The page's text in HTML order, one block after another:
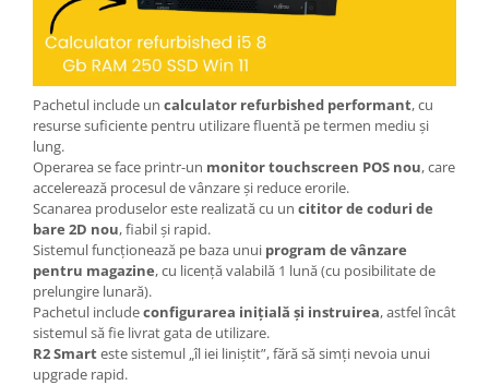
Pachetul include un calculator refurbished performant, cu
resurse suficiente pentru utilizare fluentă pe termen mediu și
lung.
Operarea se face printr-un monitor touchscreen POS nou, care
accelerează procesul de vânzare și reduce erorile.
Scanarea produselor este realizată cu un cititor de coduri de
bare 2D nou, fiabil și rapid.
Sistemul funcționează pe baza unui program de vânzare
pentru magazine, cu licență valabilă 1 lună (cu posibilitate de
prelungire lunară).
Pachetul includeconfigurarea inițială și instruirea, astfel încât
sistemul să fie livrat gata de utilizare.
R2 Smarteste sistemul „îl iei liniștit”, fără să simți nevoia unui
upgrade rapid.